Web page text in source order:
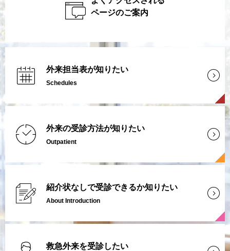
ページのご案内
外来担当表が知りたい
Schedules
外来の受診方法が知りたい
Outpatient
紹介状なしで受診できるか知りたい
About Introduction
救急外来を受診したい